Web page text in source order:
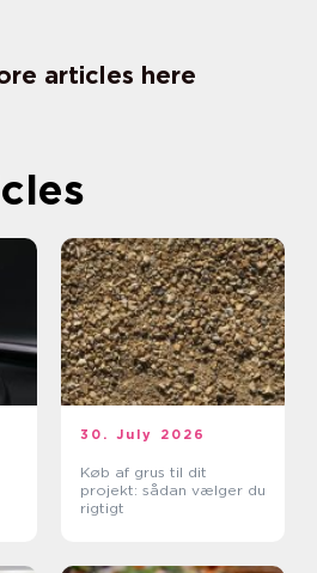
articles here
30. July 2026
Køb af grus til dit
projekt: sådan vælger du
rigtigt